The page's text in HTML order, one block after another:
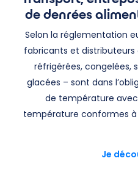
de denrées
Selon la réglementation
fabricants et
réfrigérées, congelées,
glacées – sont dans
de température
température conformes à
Je